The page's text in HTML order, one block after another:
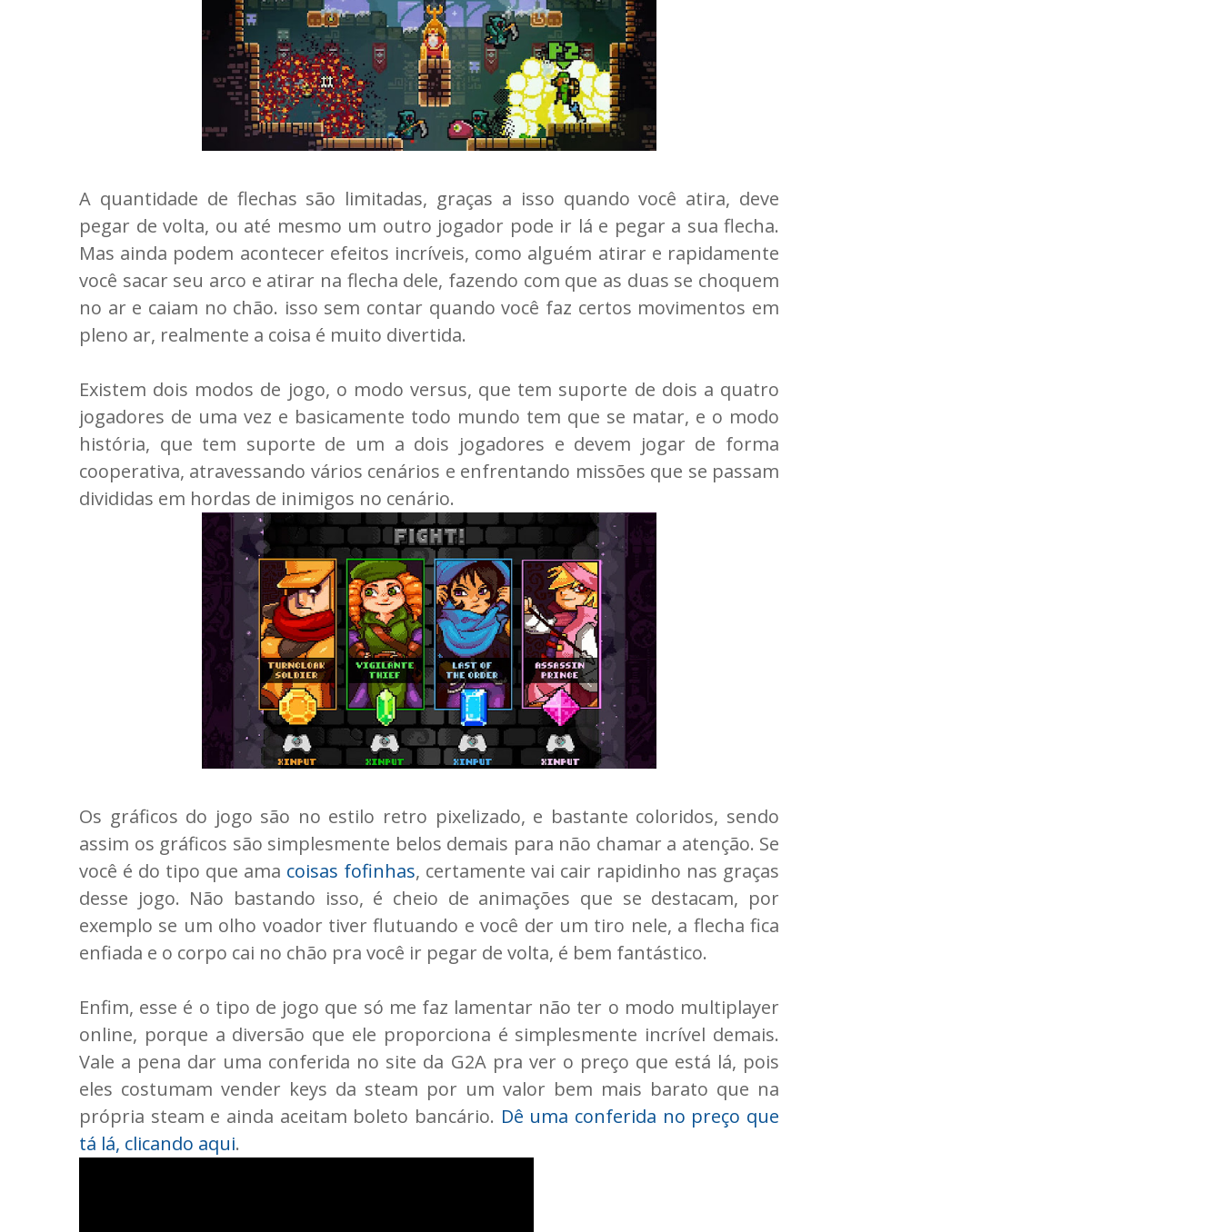
A quantidade de flechas são limitadas, graças a isso quando você atira, deve
pegar de volta, ou até mesmo um outro jogador pode ir lá e pegar a sua flecha.
Mas ainda podem acontecer efeitos incríveis, como alguém atirar e rapidamente
você sacar seu arco e atirar na flecha dele, fazendo com que as duas se choquem
no ar e caiam no chão. isso sem contar quando você faz certos movimentos em
pleno ar, realmente a coisa é muito divertida.
Existem dois modos de jogo, o modo versus, que tem suporte de dois a quatro
jogadores de uma vez e basicamente todo mundo tem que se matar, e o modo
história, que tem suporte de um a dois jogadores e devem jogar de forma
cooperativa, atravessando vários cenários e enfrentando missões que se passam
divididas em hordas de inimigos no cenário.
Os gráficos do jogo são no estilo retro pixelizado, e bastante coloridos, sendo
assim os gráficos são simplesmente belos demais para não chamar a atenção. Se
você é do tipo que ama coisas fofinhas, certamente vai cair rapidinho nas graças
desse jogo. Não bastando isso, é cheio de animações que se destacam, por
exemplo se um olho voador tiver flutuando e você der um tiro nele, a flecha fica
enfiada e o corpo cai no chão pra você ir pegar de volta, é bem fantástico.
Enfim, esse é o tipo de jogo que só me faz lamentar não ter o modo multiplayer
online, porque a diversão que ele proporciona é simplesmente incrível demais.
Vale a pena dar uma conferida no site da G2A pra ver o preço que está lá, pois
eles costumam vender keys da steam por um valor bem mais barato que na
própria steam e ainda aceitam boleto bancário. Dê uma conferida no preço que
tá lá, clicando aqui.